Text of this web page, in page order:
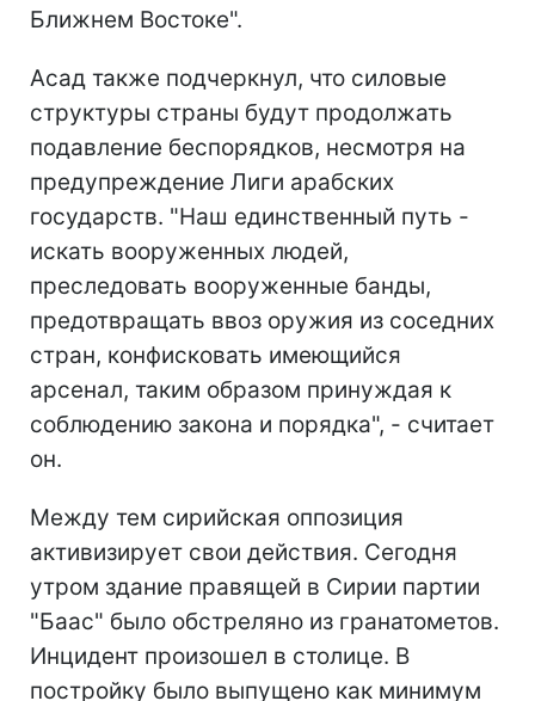
Ближнем Востоке".
Асад также подчеркнул, что силовые
структуры страны будут продолжать
подавление беспорядков, несмотря на
предупреждение Лиги арабских
государств. "Наш единственный путь -
искать вооруженных людей,
преследовать вооруженные банды,
предотвращать ввоз оружия из соседних
стран, конфисковать имеющийся
арсенал, таким образом принуждая к
соблюдению закона и порядка", - считает
он.
Между тем сирийская оппозиция
активизирует свои действия. Сегодня
утром здание правящей в Сирии партии
"Баас" было обстреляно из гранатометов.
Инцидент произошел в столице. В
постройку было выпущено как минимум